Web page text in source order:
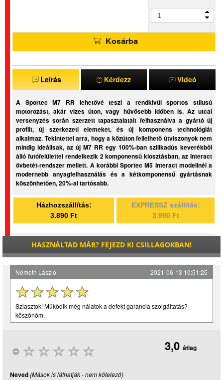
Kosárba
Leírás Kérdezz Videó
A Sportec M7 RR lehetővé teszi a rendkívül sportos stílusú
motorozást, akár vizes úton, vagy hűvösebb időben is. Az utcai
versenyzés során szerzett tapasztalatait felhasználva a gyártó új
profilt, új szerkezeti elemeket, és új komponens technológiát
alkalmaz. Tekintettel arra, hogy a közúton fellelhető útviszonyok nem
mindig ideálisak, az új M7 RR egy 100%-ban szilikadús keverékből
álló futófelülettel rendelkezik 2 komponensű kiosztásban, az Interact
övbetét-rendszer mellett. A korábbi Sportec M5 Interact modellnél a
modernebb anyagfelhasználás és a kétkomponensű gyártásnak
köszönhetően, 20%-al tartósabb.
Házhozszállítás:
3.890 Ft
EXPRESSZ szállítás:
3.990 Ft
HASZNÁLTAD MÁR? FEJEZD KI CSILLAGOKBAN!
Németh László 2021-06-13 10:51:25
Sziasztok! Működik még nálatok a defekt garancia szolgáltatás?
köszönöm.
3,0 átlag
Neved(Mások is láthatják - nem kötelező)